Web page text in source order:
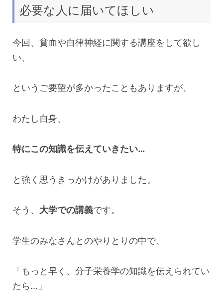
必要な人に届いてほしい
今回、貧血や自律神経に関する講座をして欲し
い、
というご要望が多かったこともありますが、
わたし自身、
特にこの知識を伝えていきたい…
と強く思うきっかけがありました。
そう、 大学での講義です。
学生のみなさんとのやりとりの中で、
「もっと早く、分子栄養学の知識を伝えられてい
たら…」